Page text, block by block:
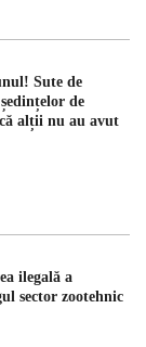
Sute de
de
alții nu au avut
ilegală a
sector zootehnic